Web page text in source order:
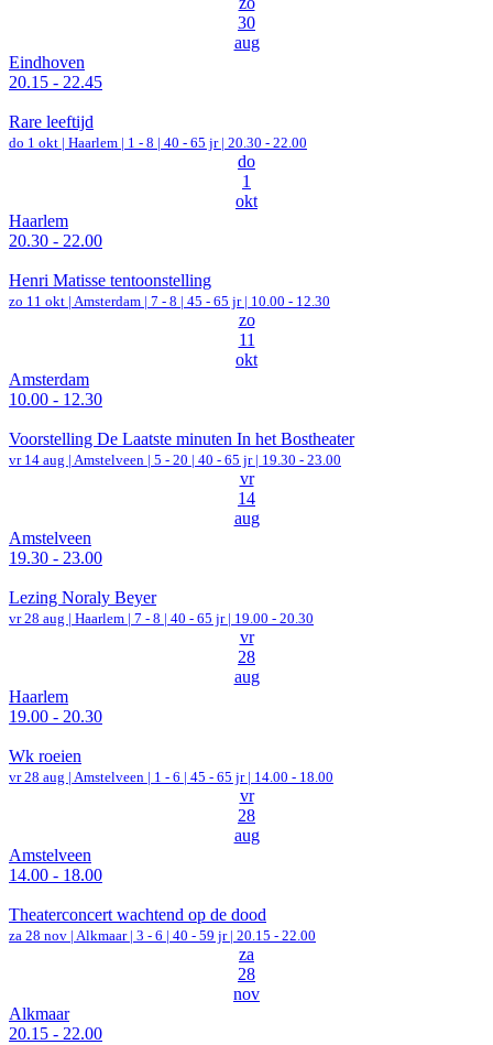
30
aug
Eindhoven
20.15 - 22.45
Rare leeftijd
do 1 okt | Haarlem | 1 - 8 | 40 - 65 jr | 20.30 - 22.00
do
1
okt
Haarlem
20.30 - 22.00
Henri Matisse tentoonstelling
zo 11 okt | Amsterdam | 7 - 8 | 45 - 65 jr | 10.00 - 12.30
zo
11
okt
Amsterdam
10.00 - 12.30
Voorstelling De Laatste minuten In het Bostheater
vr 14 aug | Amstelveen | 5 - 20 | 40 - 65 jr | 19.30 - 23.00
vr
14
aug
Amstelveen
19.30 - 23.00
Lezing Noraly Beyer
vr 28 aug | Haarlem | 7 - 8 | 40 - 65 jr | 19.00 - 20.30
vr
28
aug
Haarlem
19.00 - 20.30
Wk roeien
vr 28 aug | Amstelveen | 1 - 6 | 45 - 65 jr | 14.00 - 18.00
vr
28
aug
Amstelveen
14.00 - 18.00
Theaterconcert wachtend op de dood
za 28 nov | Alkmaar | 3 - 6 | 40 - 59 jr | 20.15 - 22.00
za
28
nov
Alkmaar
20.15 - 22.00